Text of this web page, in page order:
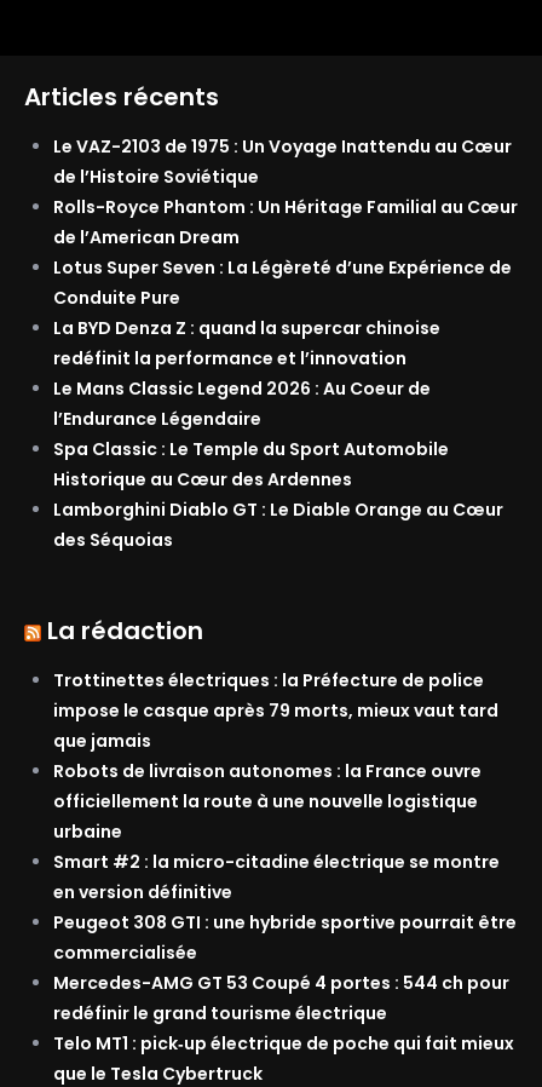
Articles récents
Le VAZ-2103 de 1975 : Un Voyage Inattendu au Cœur
de l’Histoire Soviétique
Rolls-Royce Phantom : Un Héritage Familial au Cœur
de l’American Dream
Lotus Super Seven : La Légèreté d’une Expérience de
Conduite Pure
La BYD Denza Z : quand la supercar chinoise
redéfinit la performance et l’innovation
Le Mans Classic Legend 2026 : Au Coeur de
l’Endurance Légendaire
Spa Classic : Le Temple du Sport Automobile
Historique au Cœur des Ardennes
Lamborghini Diablo GT : Le Diable Orange au Cœur
des Séquoias
La rédaction
Trottinettes électriques : la Préfecture de police
impose le casque après 79 morts, mieux vaut tard
que jamais
Robots de livraison autonomes : la France ouvre
officiellement la route à une nouvelle logistique
urbaine
Smart #2 : la micro-citadine électrique se montre
en version définitive
Peugeot 308 GTI : une hybride sportive pourrait être
commercialisée
Mercedes-AMG GT 53 Coupé 4 portes : 544 ch pour
redéfinir le grand tourisme électrique
Telo MT1 : pick‑up électrique de poche qui fait mieux
que le Tesla Cybertruck